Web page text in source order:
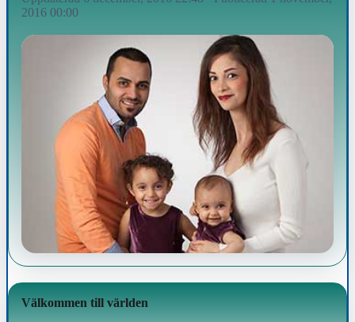
2016 00:00
Välkommen till världen